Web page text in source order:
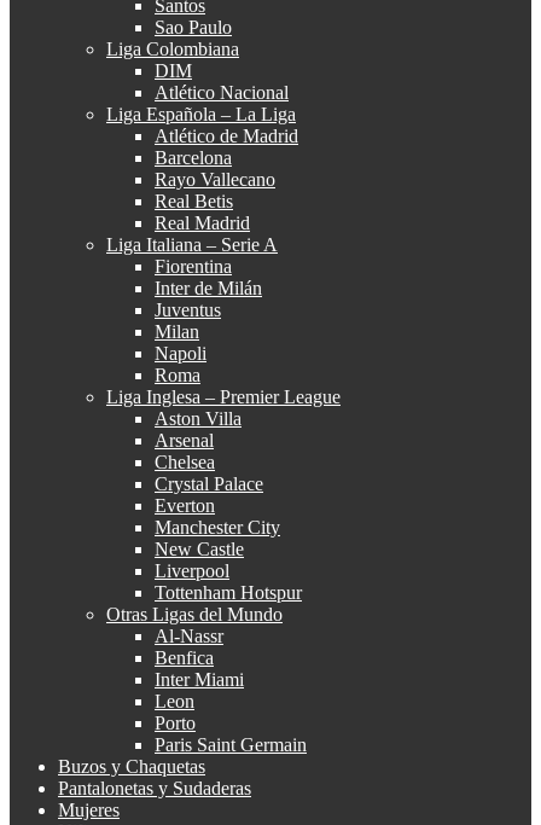
Santos
Sao Paulo
Liga Colombiana
DIM
Atlético Nacional
Liga Española – La Liga
Atlético de Madrid
Barcelona
Rayo Vallecano
Real Betis
Real Madrid
Liga Italiana – Serie A
Fiorentina
Inter de Milán
Juventus
Milan
Napoli
Roma
Liga Inglesa – Premier League
Aston Villa
Arsenal
Chelsea
Crystal Palace
Everton
Manchester City
New Castle
Liverpool
Tottenham Hotspur
Otras Ligas del Mundo
Al-Nassr
Benfica
Inter Miami
Leon
Porto
Paris Saint Germain
Buzos y Chaquetas
Pantalonetas y Sudaderas
Mujeres